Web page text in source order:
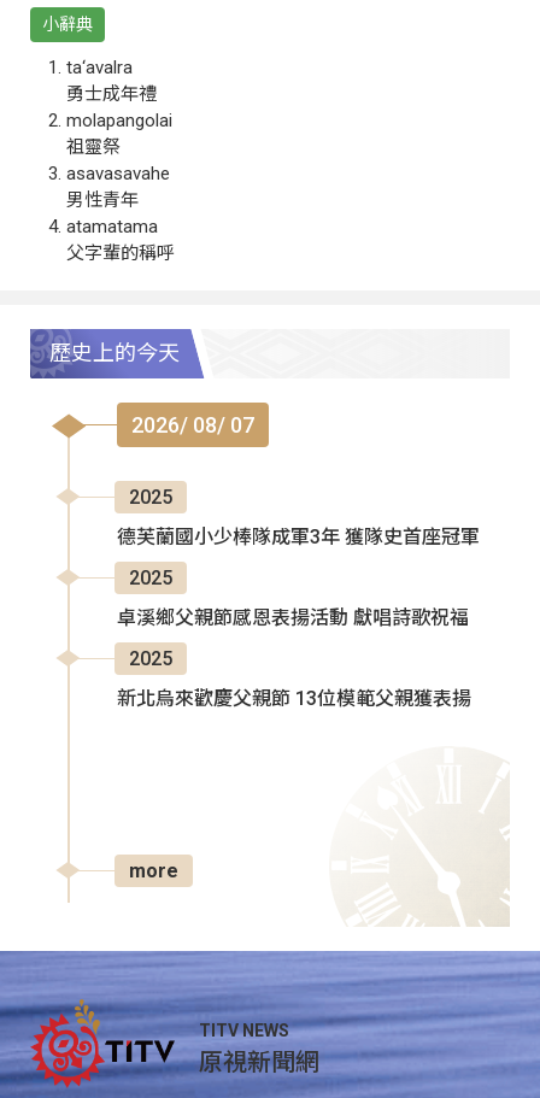
小辭典
ta‘avalra
勇士成年禮
molapangolai
祖靈祭
asavasavahe
男性青年
atamatama
父字輩的稱呼
歷史上的今天
2026/ 08/ 07
2025
德芙蘭國小少棒隊成軍3年 獲隊史首座冠軍
2025
卓溪鄉父親節感恩表揚活動 獻唱詩歌祝福
2025
新北烏來歡慶父親節 13位模範父親獲表揚
more
TITV NEWS
原視新聞網